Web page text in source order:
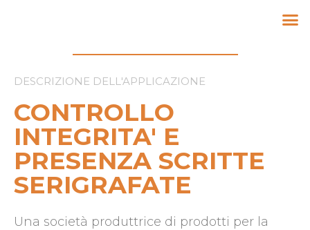
DESCRIZIONE DELL'APPLICAZIONE
CONTROLLO
INTEGRITA' E
PRESENZA SCRITTE
SERIGRAFATE
Una società produttrice di prodotti per la